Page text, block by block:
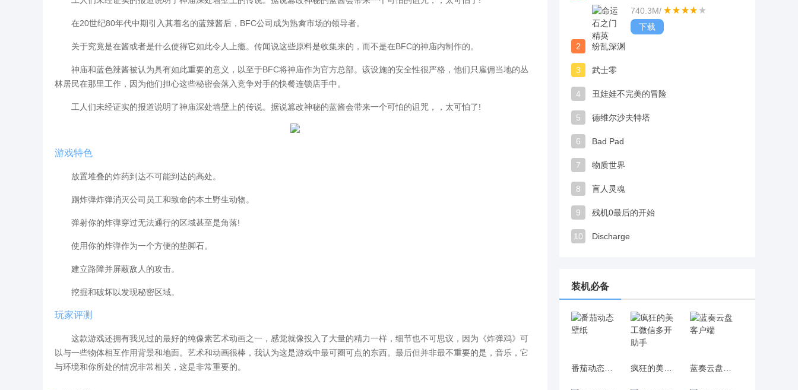
在20世纪80年代中期引入其着名的蓝辣酱后，BFC公司成为熟禽市场的领导者。
关于究竟是在酱或者是什么使得它如此令人上瘾。传闻说这些原料是收集来的，而不是在BFC的神庙内制作的。
神庙和蓝色辣酱被认为具有如此重要的意义，以至于BFC将神庙作为官方总部。该设施的安全性很严格，他们只雇佣当地的丛
林居民在那里工作，因为他们担心这些秘密会落入竞争对手的快餐连锁店手中。
工人们未经证实的报道说明了神庙深处墙壁上的传说。据说篡改神秘的蓝酱会带来一个可怕的诅咒，，太可怕了!
游戏特色
放置堆叠的炸药到达不可能到达的高处。
踢炸弹炸弹消灭公司员工和致命的本土野生动物。
弹射你的炸弹穿过无法通行的区域甚至是角落!
使用你的炸弹作为一个方便的垫脚石。
建立路障并屏蔽敌人的攻击。
挖掘和破坏以发现秘密区域。
玩家评测
这款游戏还拥有我见过的最好的纯像素艺术动画之一，感觉就像投入了大量的精力一样，细节也不可思议，因为《炸弹鸡》可
以与一些物体相互作用背景和地面。艺术和动画很棒，我认为这是游戏中最可圈可点的东西。最后但并非最不重要的是，音乐，它
与环境和你所处的情况非常相关，这是非常重要的。
740.3M/
下载
2 纷乱深渊
3 武士零
4 丑娃娃不完美的冒险
5 德维尔沙夫特塔
6 Bad Pad
7 物质世界
8 盲人灵魂
9 残机0最后的开始
10 Discharge
装机必备